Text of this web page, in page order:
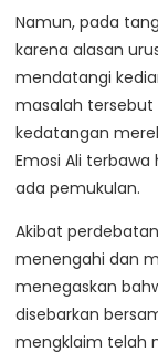
Namun, pada
karena alasan
mendatangi
masalah tersebut
kedatangan
Emosi Ali
ada pemukulan.
Akibat
menengahi dan
menegaskan
disebarkan
mengklaim telah